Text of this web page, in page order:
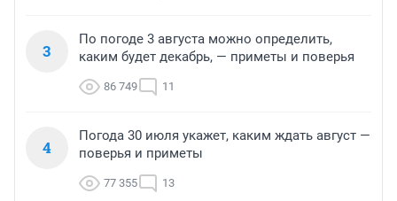
3
По погоде 3 августа можно определить,
каким будет декабрь, — приметы и поверья
86 749 11
4
Погода 30 июля укажет, каким ждать август —
поверья и приметы
77 355 13